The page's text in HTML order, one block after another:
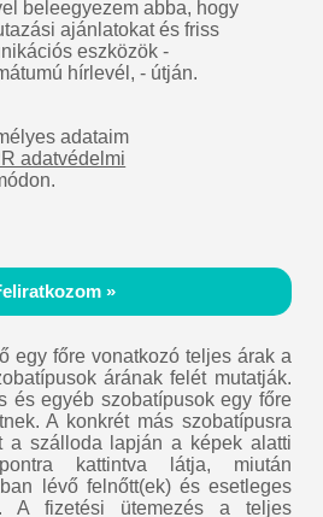
beleegyezem abba, hogy
ajánlatokat és friss
eszközök -
hírlevél, - útján.
adataim
adatvédelmi
»
egy főre vonatkozó teljes árak a
árának felét mutatják.
és egyéb szobatípusok egy főre
A konkrét más szobatípusra
a szálloda lapján a képek alatti
kattintva látja, miután
lévő felnőtt(ek) és esetleges
A fizetési ütemezés a teljes